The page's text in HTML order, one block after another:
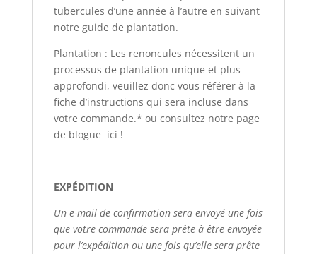
tubercules d’une année à l’autre en suivant
notre guide de plantation.
Plantation : Les renoncules nécessitent un
processus de plantation unique et plus
approfondi, veuillez donc vous référer à la
fiche d’instructions qui sera incluse dans
votre commande.* ou consultez notre page
de blogue ici !
EXPÉDITION
Un e-mail de confirmation sera envoyé une fois
que votre commande sera prête à être envoyée
pour l’expédition ou une fois qu’elle sera prête